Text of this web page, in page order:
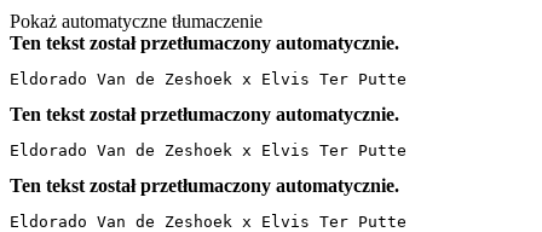
Pokaż automatyczne tłumaczenie
Ten tekst został przetłumaczony automatycznie.
Eldorado Van de Zeshoek x Elvis Ter Putte
Ten tekst został przetłumaczony automatycznie.
Eldorado Van de Zeshoek x Elvis Ter Putte
Ten tekst został przetłumaczony automatycznie.
Eldorado Van de Zeshoek x Elvis Ter Putte